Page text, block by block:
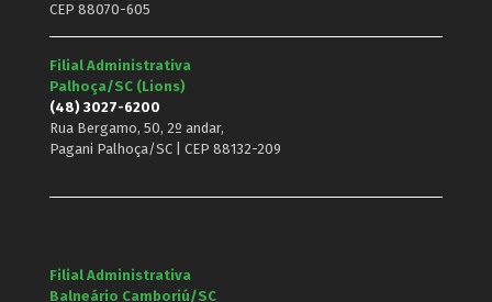
CEP 88070-605
Filial Administrativa
Palhoça/SC (Lions)
(48) 3027-6200
Rua Bergamo, 50, 2º andar,
Pagani Palhoça/SC | CEP 88132-209
Filial Administrativa
Balneário Camboriú/SC